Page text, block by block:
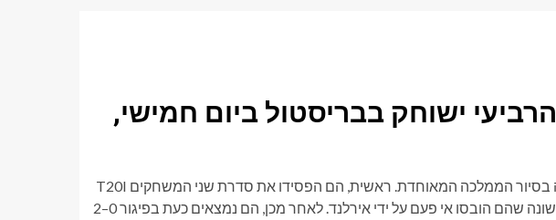
ה-ENG נגד IND T20I הרביעי ישוחק בבריסטול ביום חמישי,
קבוצת הקריקט ההודית עוברת תקופה קשה בסיור הממלכה המאוחדת. ראשית, הם הפסידו את סדרת שני המשחקים T20I
מול אירלנד 2–0, מה שסימן את הפעם הראשונה שהם הובסו אי פעם על ידי אירלנד. לאחר מכן, הם נמצאים כעת בפיגור 0–2